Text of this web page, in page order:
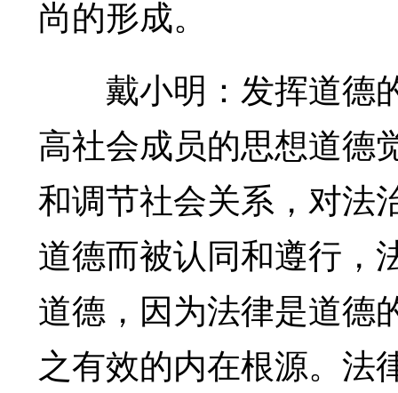
尚的形成。
戴小明：发挥道德
高社会成员的思想道德
和调节社会关系，对法
道德而被认同和遵行，
道德，因为法律是道德
之有效的内在根源。法